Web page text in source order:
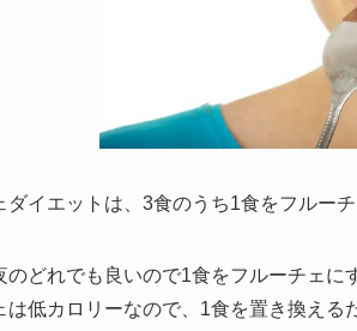
ダイエットは、3食のうち1食をフルー
のどれでも良いので1食をフルーチェ
は低カロリーなので、1食を置き換える